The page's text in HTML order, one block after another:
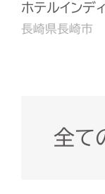
ホテルインデ
長崎県長崎市
全て